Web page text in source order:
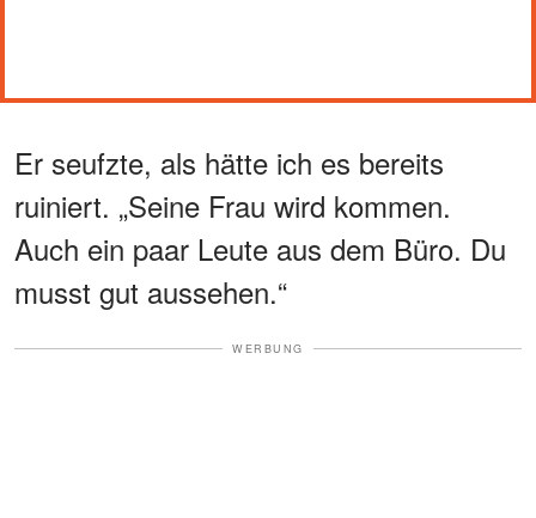
Er seufzte, als hätte ich es bereits
ruiniert. „Seine Frau wird kommen.
Auch ein paar Leute aus dem Büro. Du
musst gut aussehen.“
WERBUNG